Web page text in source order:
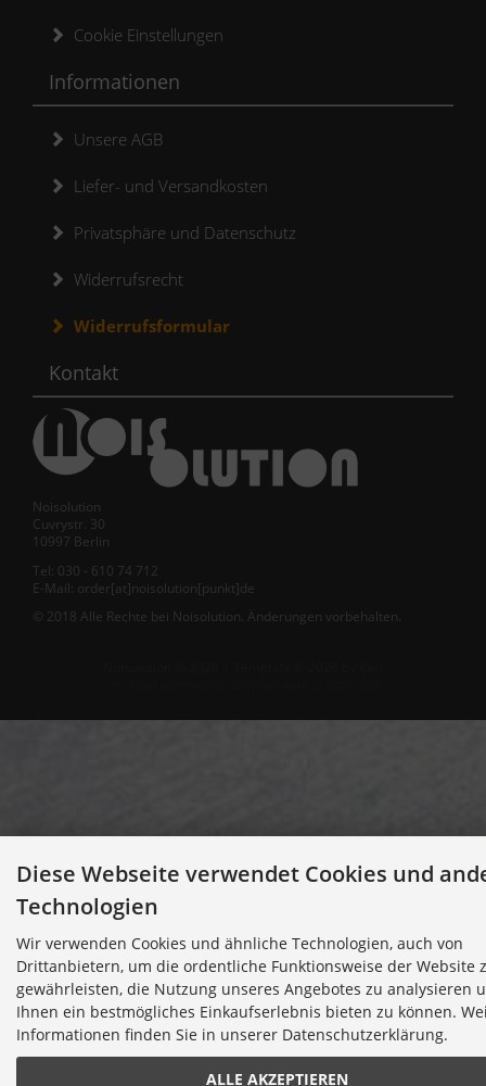
Cookie Einstellungen
Informationen
Unsere AGB
Liefer- und Versandkosten
Privatsphäre und Datenschutz
Widerrufsrecht
Widerrufsformular
Kontakt
Noisolution
Cuvrystr. 30
10997 Berlin
Tel: 030 - 610 74 712
E-Mail: order[at]noisolution[punkt]de
© 2018 Alle Rechte bei Noisolution. Änderungen vorbehalten.
Diese Webseite verwendet Cookies und
Technologien
Wir verwenden Cookies und ähnliche Technologien, auch von
Drittanbietern, um die ordentliche Funktionsweise der Website
gewährleisten, die Nutzung unseres Angebotes zu analysieren
Ihnen ein bestmögliches Einkaufserlebnis bieten zu können.
Informationen finden Sie in unserer Datenschutzerklärung.
ALLE AKZEPTIEREN